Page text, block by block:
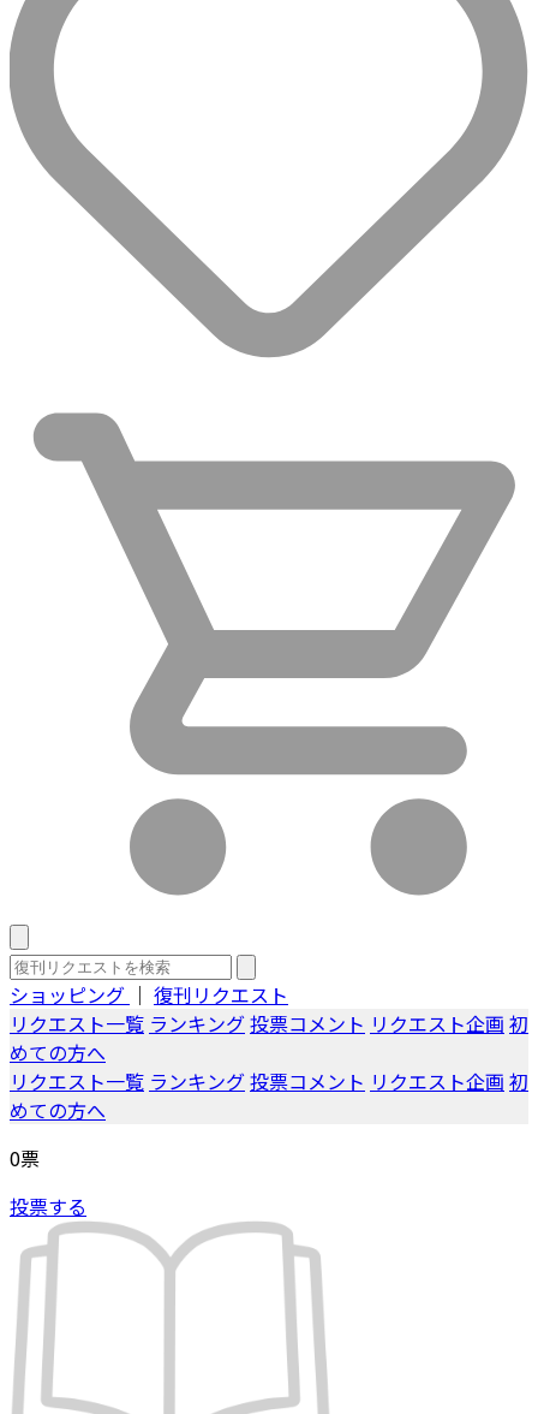
ショッピング ｜ 復刊リクエスト
リクエスト一覧 ランキング投票コメント リクエスト企画 初
めての方へ
リクエスト一覧 ランキング投票コメント リクエスト企画 初
めての方へ
0票
投票する